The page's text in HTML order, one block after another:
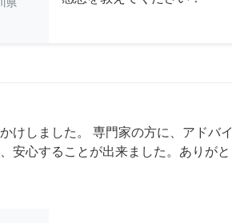
県
けしました。 専門家の方に、アドバイ
安心することが出来ました。ありがと